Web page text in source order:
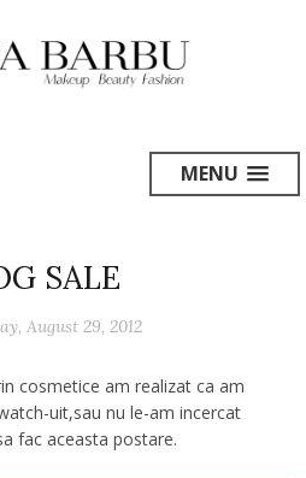
MENU
SALE
August 29, 2012
cosmetice am realizat ca am
uit,sau nu le-am incercat
fac aceasta postare.